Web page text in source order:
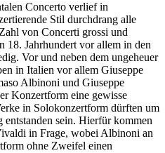
Concerto verlief in
Stil durchdrang alle
von Concerti grossi und
18. Jahrhundert vor allem in den
Vor und neben dem ungeheuer
in Italien vor allem Giuseppe
Albinoni und Giuseppe
Konzertform eine gewisse
in Solokonzertform dürften um
sein. Hierfür kommen
in Frage, wobei Albinoni an
ohne Zweifel einen